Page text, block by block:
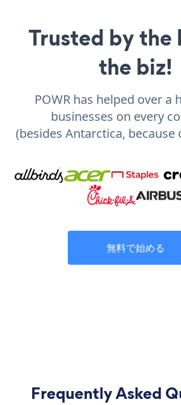
Trusted by the
the biz!
POWR has helped over a
businesses on every
(besides Antarctica, because
無料で始める
Frequently Asked